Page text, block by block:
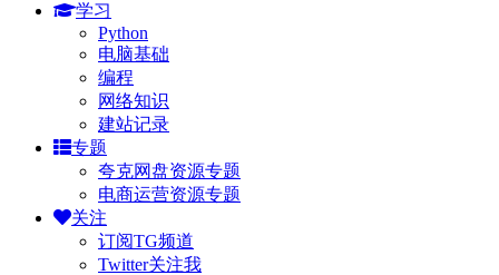
学习
Python
电脑基础
编程
网络知识
建站记录
专题
夸克网盘资源专题
电商运营资源专题
关注
订阅TG频道
Twitter关注我